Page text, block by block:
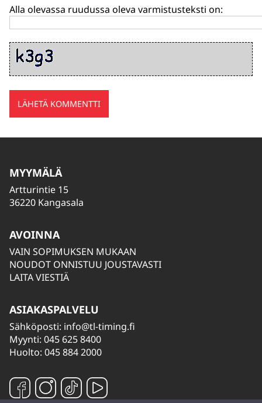
Alla olevassa ruudussa oleva varmistusteksti on:
MYYMÄLÄ
Artturintie 15
36220 Kangasala
AVOINNA
VAIN SOPIMUKSEN MUKAAN
NOUDOT ONNISTUU JOUSTAVASTI
LAITA VIESTIÄ
ASIAKASPALVELU
Sähköposti: info@tl-timing.fi
Myynti: 045 625 8400
Huolto: 045 884 2000